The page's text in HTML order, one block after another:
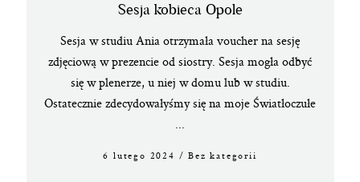
Sesja kobieca Opole
Sesja w studiu Ania otrzymała voucher na sesję
zdjęciową w prezencie od siostry. Sesja mogła odbyć
się w plenerze, u niej w domu lub w studiu.
Ostatecznie zdecydowałyśmy się na moje Światłoczułe
...
6 lutego 2024 /Bez kategorii